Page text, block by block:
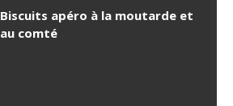
Biscuits apéro à la moutarde et
au comté